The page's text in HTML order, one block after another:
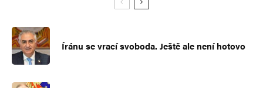
Íránu se vrací svoboda. Ještě ale není hotovo